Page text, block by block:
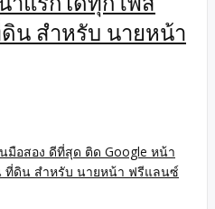
น สำหรับ นายหน้า